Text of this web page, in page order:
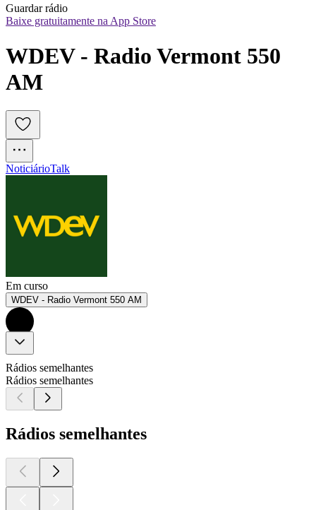
Guardar rádio
Baixe gratuitamente na App Store
WDEV - Radio Vermont 550
AM
NoticiárioTalk
Em curso
WDEV - Radio Vermont 550 AM
Rádios semelhantes
Rádios semelhantes
Rádios semelhantes